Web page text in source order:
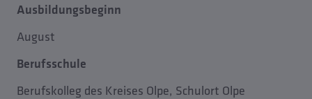
Ausbildungsbeginn
August
Berufsschule
Berufskolleg des Kreises Olpe, Schulort Olpe